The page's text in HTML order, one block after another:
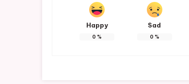
Happy
0 %
Sad
0 %